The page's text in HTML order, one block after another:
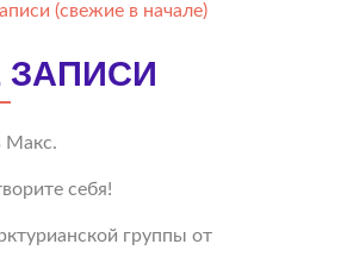
(свежие в начале)
Макс.
себя!
группы от